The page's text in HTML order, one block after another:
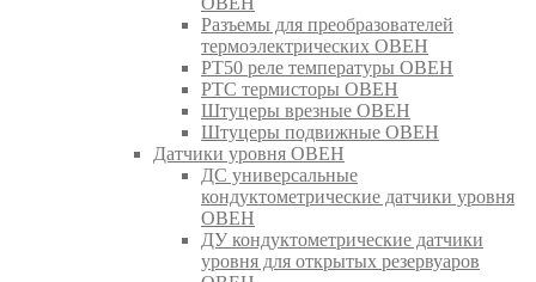
Разъемы для преобразователей
термоэлектрических ОВЕН
РТ50 реле температуры ОВЕН
РТС термисторы ОВЕН
Штуцеры врезные ОВЕН
Штуцеры подвижные ОВЕН
Датчики уровня ОВЕН
ДС универсальные
кондуктометрические датчики уровня
ОВЕН
ДУ кондуктометрические датчики
уровня для открытых резервуаров